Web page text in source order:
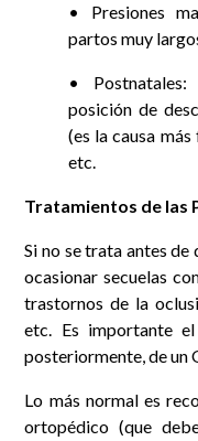
• Presiones
partos muy
•
posición de
(es la causa
etc.
Tratamientos de las
Si no se trata antes de
ocasionar secuelas
trastornos de la
etc. Es importante
posteriormente, de un
Lo más normal es
ortopédico (que